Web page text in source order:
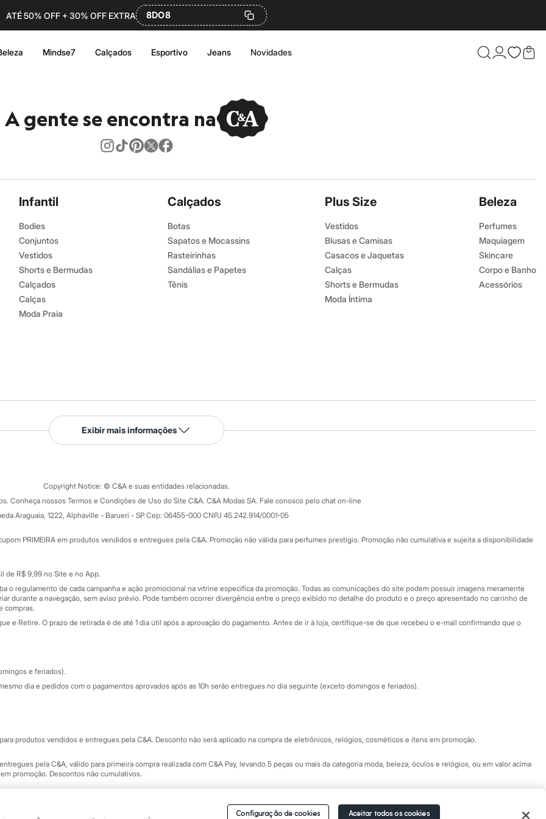
ATÉ 50% OFF + 30% OFF EXTRA 8DO8
Mindse7 Calçados Esportivo Jeans Novidades
Confira
A gente se encontra na
Infantil
Bodies
Conjuntos
Vestidos
Shorts e Bermudas
Calçados
Calças
Moda Praia
Calçados
Botas
Sapatos e Mocassins
Rasteirinhas
Sandálias e Papetes
Tênis
Plus Size
Vestidos
Blusas e Camisas
Casacos e Jaquetas
Calças
Shorts e Bermudas
Moda Íntima
Beleza
Perfumes
Maquiagem
Skincare
Corpo e Banho
Acessórios
Serviços
Tipos de serviços
Formas de pagamento
Todas as vantagens
Minha C&A
Cupons de desconto
Atendimento
Fale conosco
Central de ética
Eventos
Exibir mais informações
Copyright Notice: © C&A e suas entidades relacionadas.
Conheça nossos Termos e Condições de Uso do Site C&A. C&A Modas SA. Fale conosco pelo chat on-line
Araguaia, 1222, Alphaville - Barueri - SP Cep: 06455-000 CNPJ 45.242.914/0001-05
PRIMEIRA em produtos vendidos e entregues pela C&A. Promoção não válida para perfumes prestígio. Promoção não cumulativa e sujeita a disponibilidade
de R$ 9,99 no Site e no App.
o regulamento de cada campanha e ação promocional na vitrine específica da promoção. Todas as comunicações do site podem possuir imagens meramente
durante a navegação, sem aviso prévio. Pode também ocorrer divergência entre o preço exibido no detalhe do produto e o preço apresentado no carrinho de
compras.
e Retire. O prazo de retirada é de até 1 dia útil após a aprovação do pagamento. Antes de ir à loja, certifique-se de que recebeu o e-mail confirmando que o
e feriados).
dia e pedidos com o pagamentos aprovados após as 10h serão entregues no dia seguinte (exceto domingos e feriados).
produtos vendidos e entregues pela C&A. Desconto não será aplicado na compra de eletrônicos, relógios, cosméticos e itens em promoção.
pela C&A, válido para primeira compra realizada com C&A Pay, levando 5 peças ou mais da categoria moda, beleza, óculos e relógios, ou em valor acima
promoção. Descontos não cumulativos.
Configuração de cookies Aceitar todos os cookies